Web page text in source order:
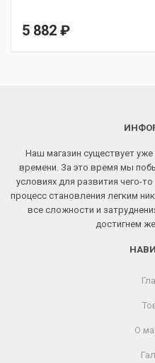
5 882 ₽
Наш магазин существует
времени. За это время мы
условиях для развития чего-
процесс становления легким
все сложности и
достигнем
О